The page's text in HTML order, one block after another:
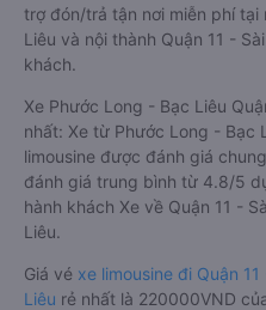
trợ đón/trả tận nơi miễn phí tại
Liêu và nội thành Quận 11 -
khách.
Xe Phước Long - Bạc Liêu
nhất: Xe từ Phước Long - Bạc
limousine được đánh giá
đánh giá trung bình từ 4.8/5
hành khách Xe về Quận 11 -
Liêu.
Giá vé xe limousine đi Quận
Liêu rẻ nhất là 220000VND